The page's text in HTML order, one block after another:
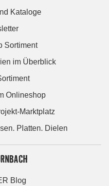
Kataloge
Sortiment
im Überblick
Onlineshop
Marktplatz
Platten. Dielen
Blog